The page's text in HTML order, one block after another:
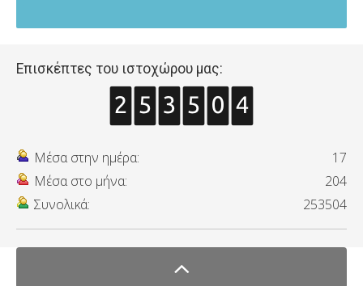
Επισκέπτες του ιστοχώρου μας:
Μέσα στην ημέρα:
17
Μέσα στο μήνα:
204
Συνολικά:
253504